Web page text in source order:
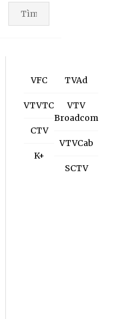
VFC
VTVTC
CTV
K+
TVAd
VTV
Broadcom
VTVCab
SCTV